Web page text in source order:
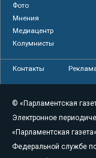
Фото
Мнения
Медиацентр
Колумнисты
Контакты
© «Парламентская
Электронное
«Парламентская
Федеральной службе